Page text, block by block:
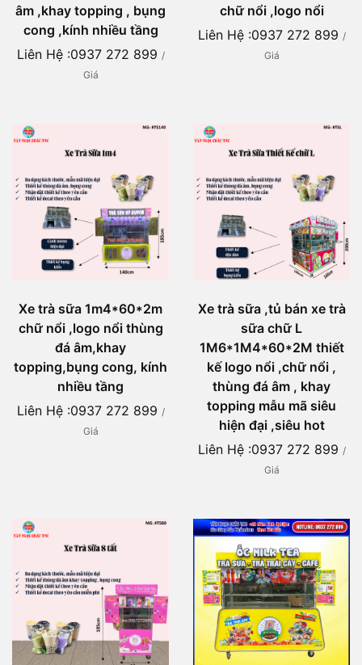
âm ,khay topping , bụng
cong ,kính nhiều tầng
Liên Hệ :0937 272 899 /
Giá
chữ nổi ,logo nổi
Liên Hệ :0937 272 899 /
Giá
Xe trà sữa 1m4*60*2m
chữ nổi ,logo nổi thùng
đá âm,khay
topping,bụng cong, kính
nhiều tầng
Liên Hệ :0937 272 899 /
Giá
Xe trà sữa ,tủ bán xe trà
sữa chữ L
1M6*1M4*60*2M thiết
kế logo nổi ,chữ nổi ,
thùng đá âm , khay
topping mẫu mã siêu
hiện đại ,siêu hot
Liên Hệ :0937 272 899 /
Giá